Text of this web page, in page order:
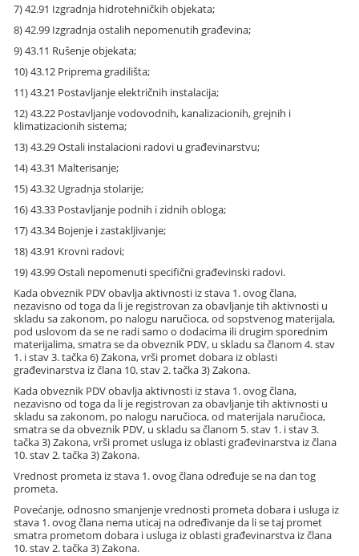
7) 42.91 Izgradnja hidrotehničkih objekata;
8) 42.99 Izgradnja ostalih nepomenutih građevina;
9) 43.11 Rušenje objekata;
10) 43.12 Priprema gradilišta;
11) 43.21 Postavljanje električnih instalacija;
12) 43.22 Postavljanje vodovodnih, kanalizacionih, grejnih i
klimatizacionih sistema;
13) 43.29 Ostali instalacioni radovi u građevinarstvu;
14) 43.31 Malterisanje;
15) 43.32 Ugradnja stolarije;
16) 43.33 Postavljanje podnih i zidnih obloga;
17) 43.34 Bojenje i zastakljivanje;
18) 43.91 Krovni radovi;
19) 43.99 Ostali nepomenuti specifični građevinski radovi.
Kada obveznik PDV obavlja aktivnosti iz stava 1. ovog člana,
nezavisno od toga da li je registrovan za obavljanje tih aktivnosti u
skladu sa zakonom, po nalogu naručioca, od sopstvenog materijala,
pod uslovom da se ne radi samo o dodacima ili drugim sporednim
materijalima, smatra se da obveznik PDV, u skladu sa članom 4. stav
1. i stav 3. tačka 6) Zakona, vrši promet dobara iz oblasti
građevinarstva iz člana 10. stav 2. tačka 3) Zakona.
Kada obveznik PDV obavlja aktivnosti iz stava 1. ovog člana,
nezavisno od toga da li je registrovan za obavljanje tih aktivnosti u
skladu sa zakonom, po nalogu naručioca, od materijala naručioca,
smatra se da obveznik PDV, u skladu sa članom 5. stav 1. i stav 3.
tačka 3) Zakona, vrši promet usluga iz oblasti građevinarstva iz člana
10. stav 2. tačka 3) Zakona.
Vrednost prometa iz stava 1. ovog člana određuje se na dan tog
prometa.
Povećanje, odnosno smanjenje vrednosti prometa dobara i usluga iz
stava 1. ovog člana nema uticaj na određivanje da li se taj promet
smatra prometom dobara i usluga iz oblasti građevinarstva iz člana
10. stav 2. tačka 3) Zakona.